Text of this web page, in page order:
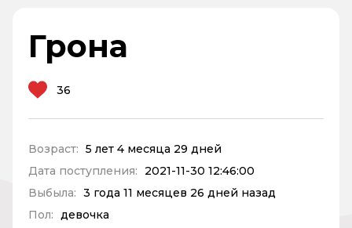
Грона
36
Возраст: 5 лет 4 месяца 29 дней
Дата поступления:
2021-11-30 12:46:00
Выбыла: 3 года 11 месяцев 26 дней назад
Пол: девочка